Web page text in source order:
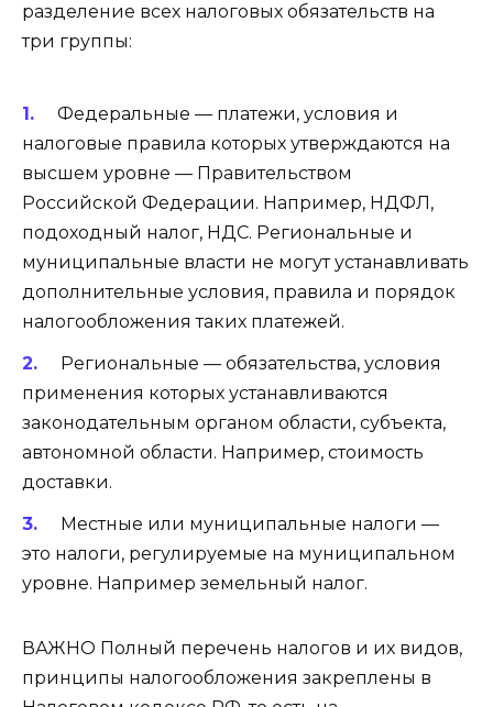
разделение всех налоговых обязательств на
три группы:
Федеральные — платежи, условия и
налоговые правила которых утверждаются на
высшем уровне — Правительством
Российской Федерации. Например, НДФЛ,
подоходный налог, НДС. Региональные и
муниципальные власти не могут устанавливать
дополнительные условия, правила и порядок
налогообложения таких платежей.
Региональные — обязательства, условия
применения которых устанавливаются
законодательным органом области, субъекта,
автономной области. Например, стоимость
доставки.
Местные или муниципальные налоги —
это налоги, регулируемые на муниципальном
уровне. Например земельный налог.
ВАЖНО Полный перечень налогов и их видов,
принципы налогообложения закреплены в